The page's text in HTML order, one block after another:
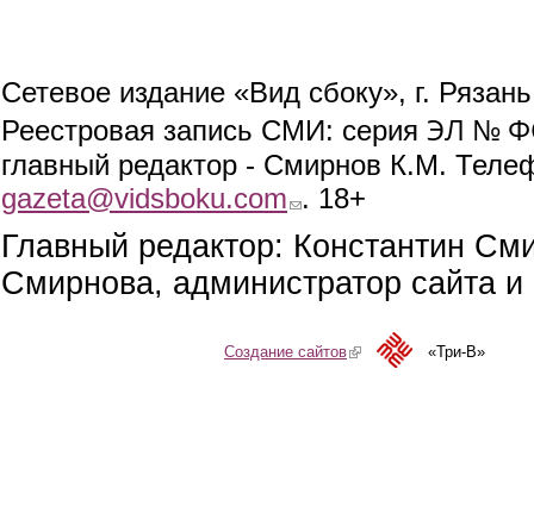
Сетевое издание «Вид сбоку», г.
Реестровая запись СМИ: серия ЭЛ №
главный редактор - Смирнов К.М.
gazeta@vidsboku.com (link sends e-mail)
. 18+
Главный редактор: Константин
Смирнова, администратор сайта
Создание сайтов(link is external)«Три-В»